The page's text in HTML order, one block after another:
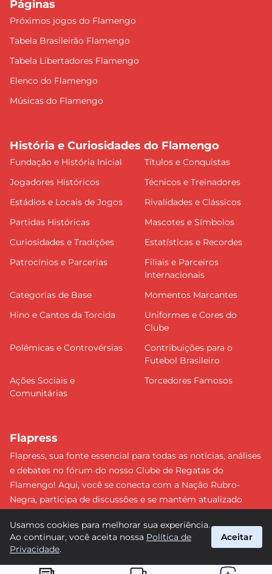
Páginas
Próximos jogos do Flamengo
Tabela Brasileirão Flamengo
Tabela Libertadores Flamengo
Elenco do Flamengo
Músicas do Flamengo
História e Curiosidades do Flamengo
Fundação e História Inicial
Títulos e Conquistas
Jogadores Históricos
Técnicos e Treinadores
Estádios e Locais de Jogos
Rivalidades e Clássicos
Partidas Históricas
Mascotes e Símbolos
Curiosidades e Tradições
Estatísticas e Recordes
Patrocínios e Parcerias
Filiais e Parceiros
Internacionais
Categorias de Base
Momentos Marcantes
Hino e Cantos da Torcida
Uniformes e Cores do
Clube
Polêmicas e Controvérsias
Contribuições para o
Futebol Brasileiro
Ações Sociais e
Comunitárias
Torcedores Famosos
Flapress
Flapress, sua fonte essencial para todas as notícias, análises
e debates no fórum do nosso Clube de Regatas do
Flamengo! Aqui, você se conecta com a Nação Rubro-
Negra, participa de discussões e se mantém atualizado
lance e esteja sempre à frente, junto da torcida mais
apaixonada do Brasil! #Flamengo #Flapress
Usamos cookies para melhorar sua experiência.
Ao continuar, você aceita nossa Política de
Privacidade.
Aceitar